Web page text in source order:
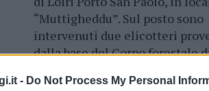
- Do Not Process My Personal
“Muttigheddu”. Sul posto sono
intervenuti due elicotteri
dalla base del Corpo forestale